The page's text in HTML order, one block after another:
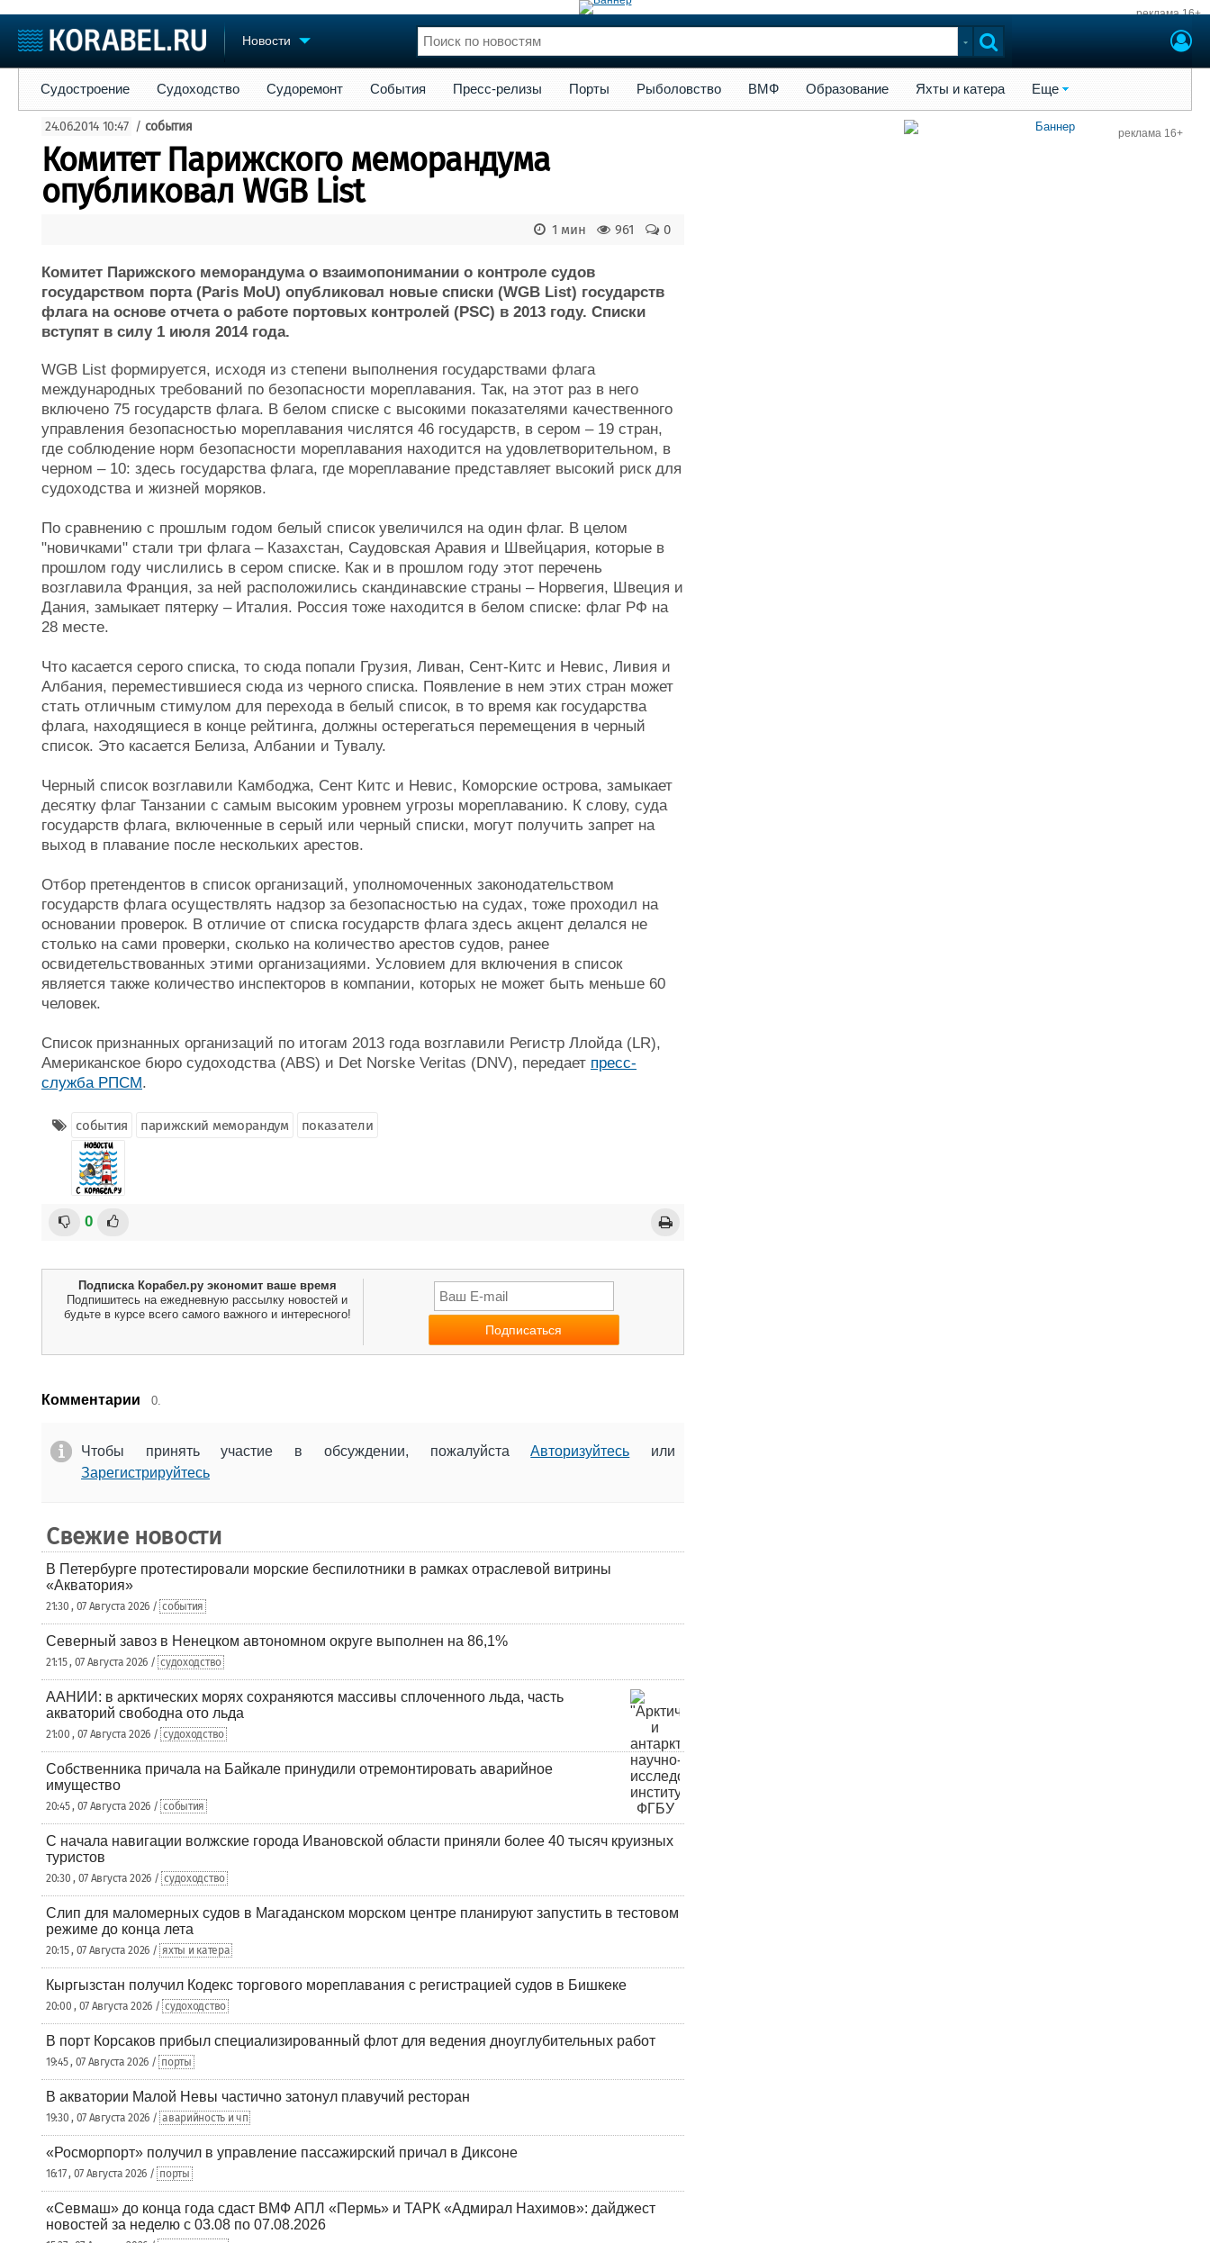
реклама 16+
Новости
Судостроение
Пульс
Новости
Репутация
Журнал
Реклама
Торговая площадка
Доска объявлений
Продажа флота
Оборудование
Изделия
Конференции
Личности
Словарь
Флот
Форум
Судостроение Судоходство Судоремонт События Пресс-релизы Порты Рыболовство ВМФ Образование Яхты и катера Еще
24.06.2014 10:47 / события
Комитет Парижского меморандума
опубликовал WGB List
0
961
1 мин
Комитет Парижского меморандума о взаимопонимании о контроле судов
государством порта (Paris MoU) опубликовал новые списки (WGB List) государств
флага на основе отчета о работе портовых контролей (PSC) в 2013 году. Списки
вступят в силу 1 июля 2014 года.
WGB List формируется, исходя из степени выполнения государствами флага
международных требований по безопасности мореплавания. Так, на этот раз в него
включено 75 государств флага. В белом списке с высокими показателями качественного
управления безопасностью мореплавания числятся 46 государств, в сером – 19 стран,
где соблюдение норм безопасности мореплавания находится на удовлетворительном, в
черном – 10: здесь государства флага, где мореплавание представляет высокий риск для
судоходства и жизней моряков.
По сравнению с прошлым годом белый список увеличился на один флаг. В целом
"новичками" стали три флага – Казахстан, Саудовская Аравия и Швейцария, которые в
прошлом году числились в сером списке. Как и в прошлом году этот перечень
возглавила Франция, за ней расположились скандинавские страны – Норвегия, Швеция и
Дания, замыкает пятерку – Италия. Россия тоже находится в белом списке: флаг РФ на
28 месте.
Что касается серого списка, то сюда попали Грузия, Ливан, Сент-Китс и Невис, Ливия и
Албания, переместившиеся сюда из черного списка. Появление в нем этих стран может
стать отличным стимулом для перехода в белый список, в то время как государства
флага, находящиеся в конце рейтинга, должны остерегаться перемещения в черный
список. Это касается Белиза, Албании и Тувалу.
Черный список возглавили Камбоджа, Сент Китс и Невис, Коморские острова, замыкает
десятку флаг Танзании с самым высоким уровнем угрозы мореплаванию. К слову, суда
государств флага, включенные в серый или черный списки, могут получить запрет на
выход в плавание после нескольких арестов.
Отбор претендентов в список организаций, уполномоченных законодательством
государств флага осуществлять надзор за безопасностью на судах, тоже проходил на
основании проверок. В отличие от списка государств флага здесь акцент делался не
столько на сами проверки, сколько на количество арестов судов, ранее
освидетельствованных этими организациями. Условием для включения в список
является также количество инспекторов в компании, которых не может быть меньше 60
человек.
Список признанных организаций по итогам 2013 года возглавили Регистр Ллойда (LR),
Американское бюро судоходства (ABS) и Det Norske Veritas (DNV), передает пресс-
служба РПСМ.
события парижский меморандум показатели
0
Подписка Корабел.ру экономит ваше время
Подпишитесь на ежедневную рассылку новостей и
будьте в курсе всего самого важного и интересного!
Комментарии 0.
Чтобы принять участие в обсуждении, пожалуйстаАвторизуйтесь или
Зарегистрируйтесь
Свежие новости
В Петербурге протестировали морские беспилотники в рамках отраслевой витрины
«Акватория»
21:30 , 07 Августа 2026 / события
Северный завоз в Ненецком автономном округе выполнен на 86,1%
21:15 , 07 Августа 2026 / судоходство
ААНИИ: в арктических морях сохраняются массивы сплоченного льда, часть
акваторий свободна ото льда
21:00 , 07 Августа 2026 / судоходство
Собственника причала на Байкале принудили отремонтировать аварийное
имущество
20:45 , 07 Августа 2026 / события
С начала навигации волжские города Ивановской области приняли более 40 тысяч круизных
туристов
20:30 , 07 Августа 2026 / судоходство
Слип для маломерных судов в Магаданском морском центре планируют запустить в тестовом
режиме до конца лета
20:15 , 07 Августа 2026 / яхты и катера
Кыргызстан получил Кодекс торгового мореплавания с регистрацией судов в Бишкеке
20:00 , 07 Августа 2026 / судоходство
В порт Корсаков прибыл специализированный флот для ведения дноуглубительных работ
19:45 , 07 Августа 2026 / порты
В акватории Малой Невы частично затонул плавучий ресторан
19:30 , 07 Августа 2026 / аварийность и чп
«Росморпорт» получил в управление пассажирский причал в Диксоне
16:17 , 07 Августа 2026 / порты
«Севмаш» до конца года сдаст ВМФ АПЛ «Пермь» и ТАРК «Адмирал Нахимов»: дайджест
новостей за неделю с 03.08 по 07.08.2026
реклама 16+